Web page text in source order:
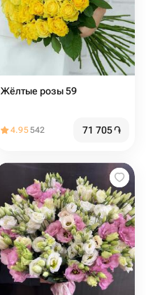
Жёлтые розы 59
4.95542 71 705֏